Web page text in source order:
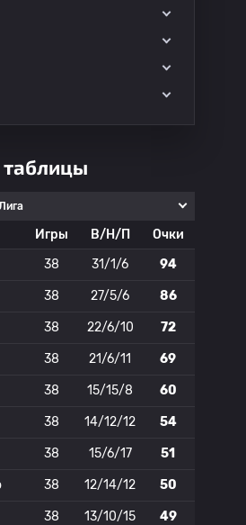
таблицы
Игры В/Н/П
Очки
38 31/1/6 94
38 27/5/6 86
38 22/6/10 72
38 21/6/11 69
38 15/15/8 60
38 14/12/12 54
38 15/6/17 51
38 12/14/12 50
38 13/10/15 49